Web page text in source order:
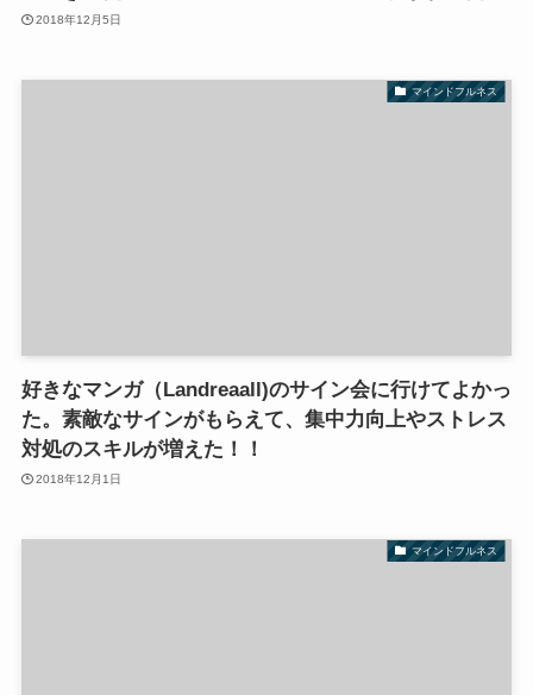
2018年12月5日
マインドフルネス
好きなマンガ（Landreaall)のサイン会に行けてよかっ
た。素敵なサインがもらえて、集中力向上やストレス
対処のスキルが増えた！！
2018年12月1日
マインドフルネス